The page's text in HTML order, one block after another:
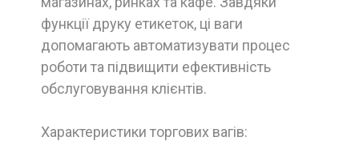
функції друку етикеток, ці ваги
допомагають автоматизувати процес
роботи та підвищити ефективність
обслуговування клієнтів.
Характеристики торгових вагів: